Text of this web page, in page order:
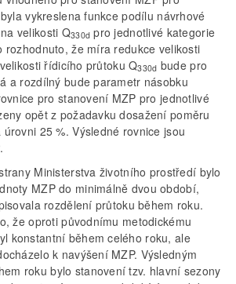
vykreslena funkce podílu návrhové
na velikosti Q330d pro jednotlivé kategorie
rozhodnuto, že míra redukce velikosti
řídicího průtoku Q330d bude pro
a rozdílný bude parametr násobku
pro stanovení MZP pro jednotlivé
opět z požadavku dosažení poměru
25 %. Výsledné rovnice jsou
.
Ministerstva životního prostředí bylo
MZP do minimálně dvou období,
rozdělení průtoku během roku.
že oproti původnímu metodickému
konstantní během celého roku, ale
k navýšení MZP. Výsledným
roku bylo stanovení tzv. hlavní sezony